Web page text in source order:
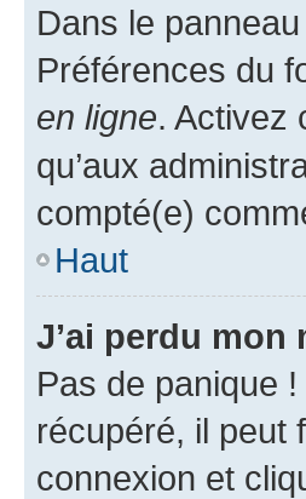
Dans le
Préférences du
en ligne. Activez
qu’aux
compté(e)
Haut
J’ai perdu mon
Pas de panique
récupéré, il peut
connexion et